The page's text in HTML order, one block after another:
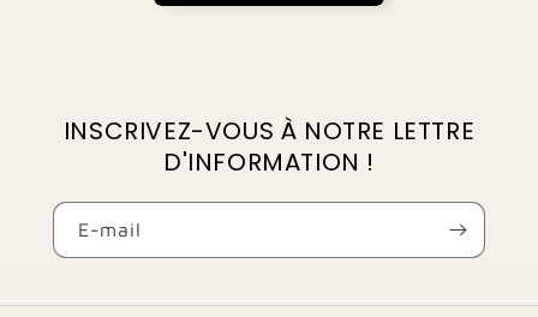
INSCRIVEZ-VOUS À NOTRE LETTRE
D'INFORMATION !
E-mail